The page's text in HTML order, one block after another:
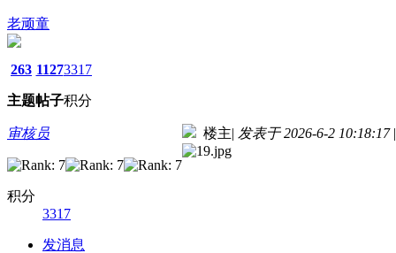
老顽童
263
主题
1127
帖子
3317
积分
审核员
积分
3317
发消息
楼主| 发表于 2026-6-2 10:18:17 |